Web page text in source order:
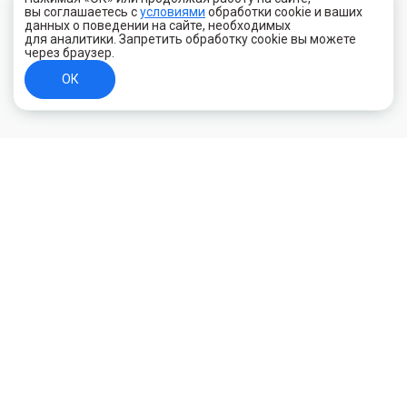
вы соглашаетесь сусловиями обработки cookie и ваших
данных о поведении на сайте, необходимых
для аналитики. Запретить обработку cookie вы можете
через браузер.
ОК